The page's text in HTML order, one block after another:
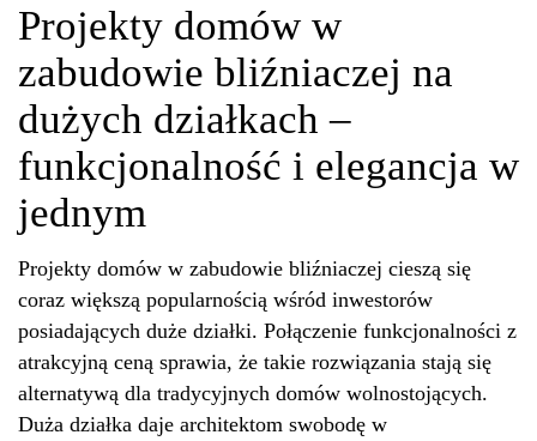
Projekty domów w
zabudowie bliźniaczej na
dużych działkach –
funkcjonalność i elegancja w
jednym
Projekty domów w zabudowie bliźniaczej cieszą się
coraz większą popularnością wśród inwestorów
posiadających duże działki. Połączenie funkcjonalności z
atrakcyjną ceną sprawia, że takie rozwiązania stają się
alternatywą dla tradycyjnych domów wolnostojących.
Duża działka daje architektom swobodę w